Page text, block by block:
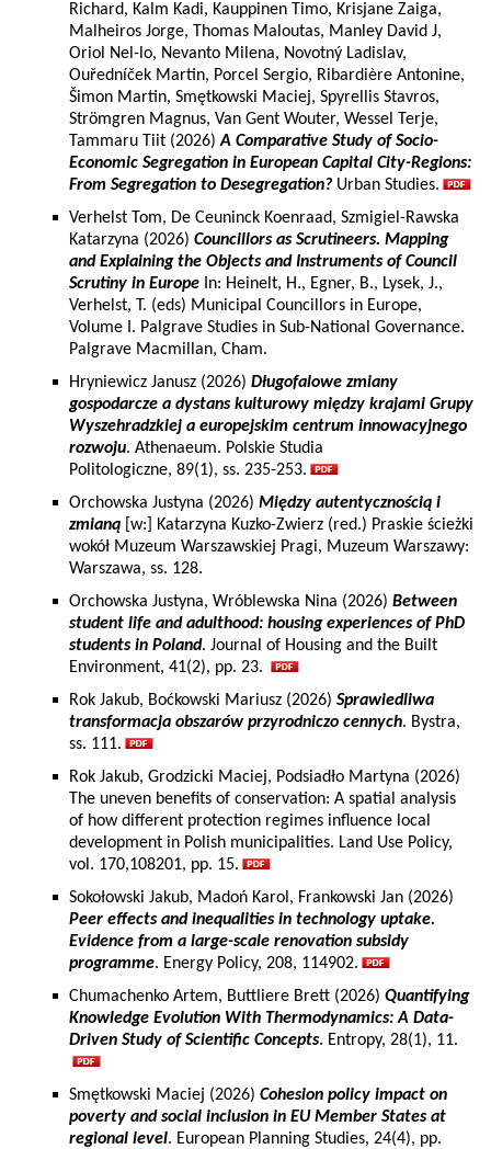
Richard, Kalm Kadi, Kauppinen Timo, Krisjane Zaiga,
Malheiros Jorge, Thomas Maloutas, Manley David J,
Oriol Nel-lo, Nevanto Milena, Novotný Ladislav,
Ouředníček Martin, Porcel Sergio, Ribardière Antonine,
Šimon Martin, Smętkowski Maciej, Spyrellis Stavros,
Strömgren Magnus, Van Gent Wouter, Wessel Terje,
Tammaru Tiit (2026)A Comparative Study of Socio-
Economic Segregation in European Capital City-Regions:
From Segregation to Desegregation? Urban Studies.
Verhelst Tom, De Ceuninck Koenraad, Szmigiel-Rawska
Katarzyna (2026) Councillors as Scrutineers. Mapping
and Explaining the Objects and Instruments of Council
Scrutiny in Europe In: Heinelt, H., Egner, B., Lysek, J.,
Verhelst, T. (eds) Municipal Councillors in Europe,
Volume I. Palgrave Studies in Sub-National Governance.
Palgrave Macmillan, Cham.
Hryniewicz Janusz (2026) Długofalowe zmiany
gospodarcze a dystans kulturowy między krajami Grupy
Wyszehradzkiej a europejskim centrum innowacyjnego
rozwoju. Athenaeum. Polskie Studia
Politologiczne, 89(1), ss. 235-253.
Orchowska Justyna (2026) Między autentycznością i
zmianą [w:] Katarzyna Kuzko-Zwierz (red.) Praskie ścieżki
wokół Muzeum Warszawskiej Pragi, Muzeum Warszawy:
Warszawa, ss. 128.
Orchowska Justyna, Wróblewska Nina (2026) Between
student life and adulthood: housing experiences of PhD
students in Poland. Journal of Housing and the Built
Environment, 41(2), pp. 23.
Rok Jakub, Boćkowski Mariusz (2026) Sprawiedliwa
transformacja obszarów przyrodniczo cennych. Bystra,
ss. 111.
Rok Jakub, Grodzicki Maciej, Podsiadło Martyna (2026)
The uneven benefits of conservation: A spatial analysis
of how different protection regimes influence local
development in Polish municipalities. Land Use Policy,
vol. 170,108201, pp. 15.
Sokołowski Jakub, Madoń Karol, Frankowski Jan (2026)
Peer effects and inequalities in technology uptake.
Evidence from a large-scale renovation subsidy
programme. Energy Policy, 208, 114902.
Chumachenko Artem, Buttliere Brett (2026) Quantifying
Knowledge Evolution With Thermodynamics: A Data-
Driven Study of Scientific Concepts. Entropy, 28(1), 11.
Smętkowski Maciej (2026) Cohesion policy impact on
poverty and social inclusion in EU Member States at
regional level. European Planning Studies, 24(4), pp.